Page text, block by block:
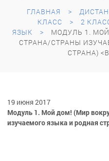
ГЛАВНАЯ
КЛАСС
2
ЯЗЫК
МОДУЛЬ 1.
СТРАНА/СТРАНЫ
СТРАНА)
19 июня 2017
Модуль 1. Мой дом! (Мир
изучаемого языка и родная